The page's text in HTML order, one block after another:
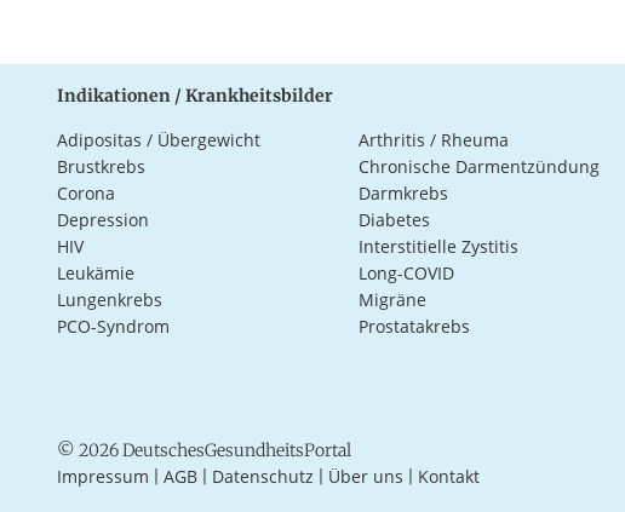
Indikationen / Krankheitsbilder
Adipositas / Übergewicht Arthritis / Rheuma
Brustkrebs
Chronische Darmentzündung
Corona
Darmkrebs
Depression
Diabetes
HIV
Interstitielle Zystitis
Leukämie
Long-COVID
Lungenkrebs
Migräne
PCO-Syndrom
Prostatakrebs
© 2026 DeutschesGesundheitsPortal
Impressum AGB Datenschutz Über uns Kontakt